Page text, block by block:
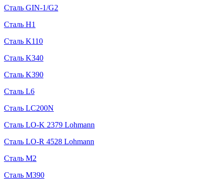
Сталь GIN-1/G2
Сталь H1
Сталь K110
Сталь K340
Сталь K390
Сталь L6
Сталь LC200N
Сталь LO-K 2379 Lohmann
Сталь LO-R 4528 Lohmann
Сталь M2
Сталь M390